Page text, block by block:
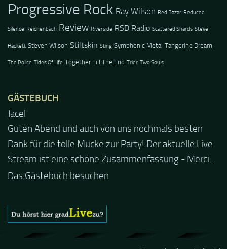
Progressive Rock Ray Wilson Red Bazar Reduced
Silence Reichenbach Review Riverside RSD Radio Scattered Shards Steve
Hackett Steven Wilson Stiltskin Sting Symphonic Metal Tangerine Dream
The Police Tides Of Life Together Till The End Trier Two Souls
GÄSTEBUCH
Jacel
Guten Abend und auch von uns nochmals besten
Dank für die tolle Mucke zur Party! Der aktuelle Live
Stream ist eine schöne Zusammenfassung - Merci...
Das Gästebuch besuchen